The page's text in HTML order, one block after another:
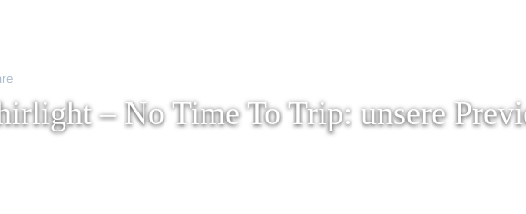
– No Time To Trip: unsere